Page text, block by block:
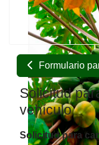
Formulario
Solicitud
vehículo
Solicitud para